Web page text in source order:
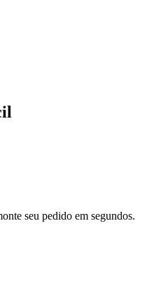
seu pedido em segundos.